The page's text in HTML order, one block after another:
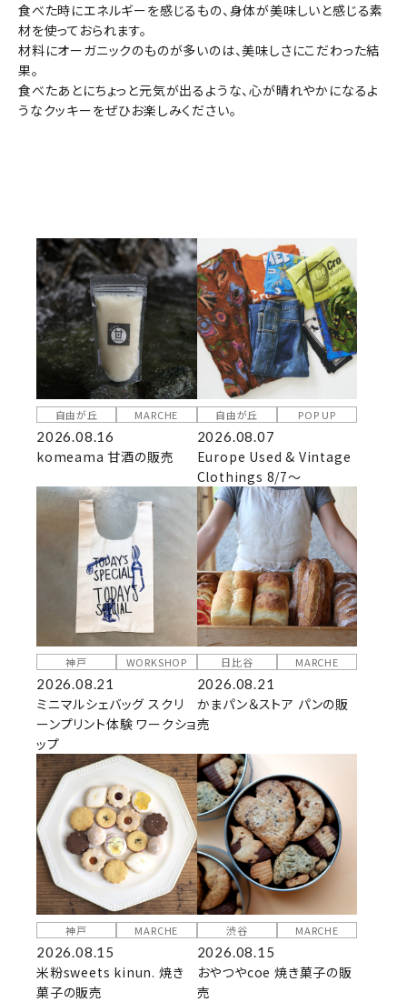
食べた時にエネルギーを感じるもの、身体が美味しいと感じる素
材を使っておられます。
材料にオーガニックのものが多いのは、美味しさにこだわった結
果。
食べたあとにちょっと元気が出るような、心が晴れやかになるよ
うなクッキーをぜひお楽しみください。
自由が丘 MARCHE
2026.08.16
komeama 甘酒の販売
自由が丘 POP UP
2026.08.07
Europe Used & Vintage
Clothings 8/7～
神戸 WORKSHOP
2026.08.21
ミニマルシェバッグ スクリ
ーンプリント体験 ワークショ
ップ
日比谷 MARCHE
2026.08.21
かまパン＆ストア パンの販
売
神戸 MARCHE
2026.08.15
米粉sweets kinun. 焼き
菓子の販売
渋谷 MARCHE
2026.08.15
おやつやcoe 焼き菓子の販
売